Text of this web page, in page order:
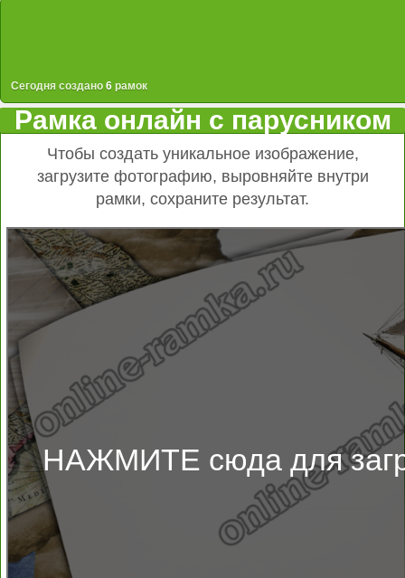
Сегодня создано 6 рамок
Рамка онлайн с парусником
Чтобы создать уникальное изображение,
загрузите фотографию, выровняйте внутри
рамки, сохраните результат.
НАЖМИТЕ сюда для